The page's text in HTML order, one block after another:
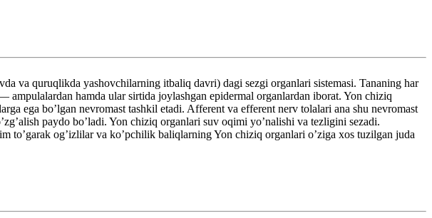
va quruqlikda yashovchilarning itbaliq davri) dagi sezgi organlari sistemasi. Tananing har
hamda ular sirtida joylashgan epidermal organlardan iborat. Yon chiziq
ega bo’lgan nevromast tashkil etadi. Afferent va efferent nerv tolalari ana shu nevromast
paydo bo’ladi. Yon chiziq organlari suv oqimi yo’nalishi va tezligini sezadi.
to’garak og’izlilar va ko’pchilik baliqlarning Yon chiziq organlari o’ziga xos tuzilgan juda